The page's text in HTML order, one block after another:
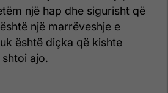
një hap dhe sigurisht që
një marrëveshje e
është diçka që kishte
ajo.